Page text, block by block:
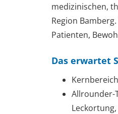
medizinischen,
Region
Patienten,
Das erwartet
Allrounder-